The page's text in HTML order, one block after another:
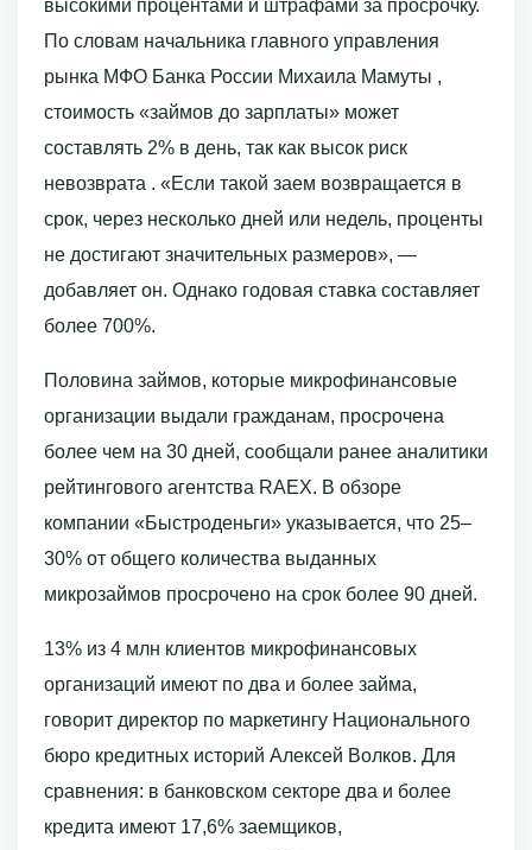
высокими процентами и штрафами за просрочку.
По словам начальника главного управления
рынка МФО Банка России Михаила Мамуты ,
стоимость «займов до зарплаты» может
составлять 2% в день, так как высок риск
невозврата . «Если такой заем возвращается в
срок, через несколько дней или недель, проценты
не достигают значительных размеров», —
добавляет он. Однако годовая ставка составляет
более 700%.
Половина займов, которые микрофинансовые
организации выдали гражданам, просрочена
более чем на 30 дней, сообщали ранее аналитики
рейтингового агентства RAEX. В обзоре
компании «Быстроденьги» указывается, что 25–
30% от общего количества выданных
микрозаймов просрочено на срок более 90 дней.
13% из 4 млн клиентов микрофинансовых
организаций имеют по два и более займа,
говорит директор по маркетингу Национального
бюро кредитных историй Алексей Волков. Для
сравнения: в банковском секторе два и более
кредита имеют 17,6% заемщиков,